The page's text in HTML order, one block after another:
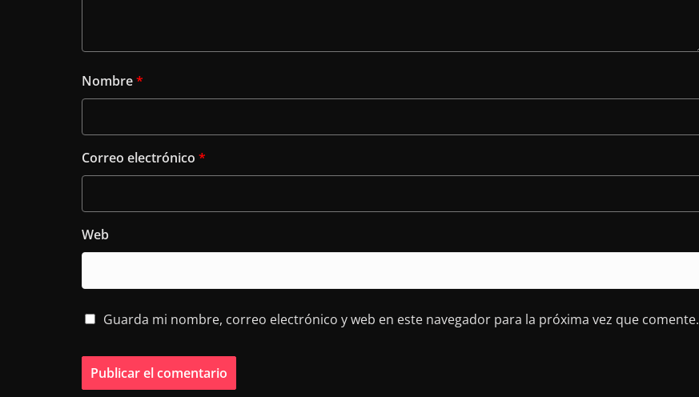
Nombre*
Correo electrónico *
Web
Guarda mi nombre, correo electrónico y web en este navegador para la próxima vez que comente.